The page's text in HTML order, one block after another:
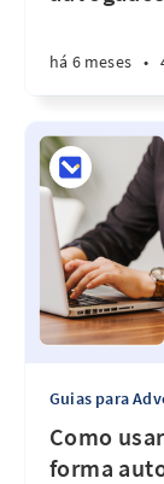
há 6 meses •
Guias para
Como
forma